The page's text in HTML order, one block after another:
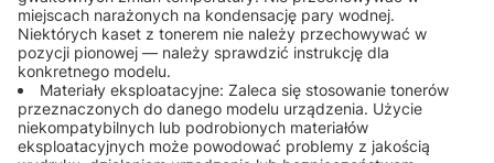
miejscach narażonych na kondensację pary wodnej.
Niektórych kaset z tonerem nie należy przechowywać w
pozycji pionowej — należy sprawdzić instrukcję dla
konkretnego modelu.
Materiały eksploatacyjne: Zaleca się stosowanie tonerów
przeznaczonych do danego modelu urządzenia. Użycie
niekompatybilnych lub podrobionych materiałów
eksploatacyjnych może powodować problemy z jakością